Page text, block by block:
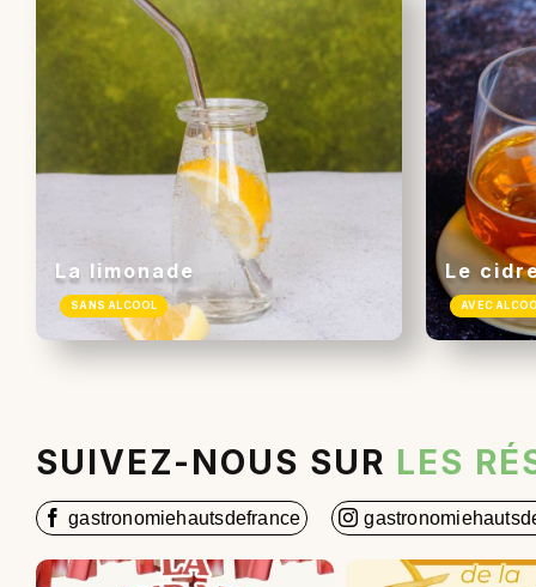
La limonade
SANS ALCOOL
Le
AVEC
SUIVEZ-NOUS SUR LES